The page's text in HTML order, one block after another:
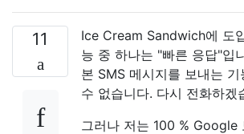
11
Ice Cream Sandwich에 도
능 중 하나는 "빠른 응답"입
본 SMS 메시지를 보내는
수 없습니다. 다시 전화하겠
그러나 저는 100 % Google